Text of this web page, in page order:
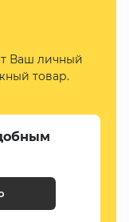
Ваш личный
товар.